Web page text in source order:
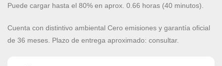
Puede cargar hasta el 80% en aprox. 0.66 horas (40 minutos).
Cuenta con distintivo ambiental Cero emisiones y garantía oficial
de 36 meses. Plazo de entrega aproximado: consultar.